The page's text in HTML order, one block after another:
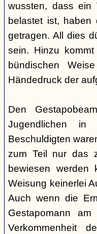
wussten, dass ein
belastet ist,
getragen. All dies
sein. Hinzu
bündischen
Händedruck der
Den
Jugendlichen in
Beschuldigten
zum Teil nur das
bewiesen
Weisung keinerlei
Auch wenn die
Gestapomann
Verkommenheit